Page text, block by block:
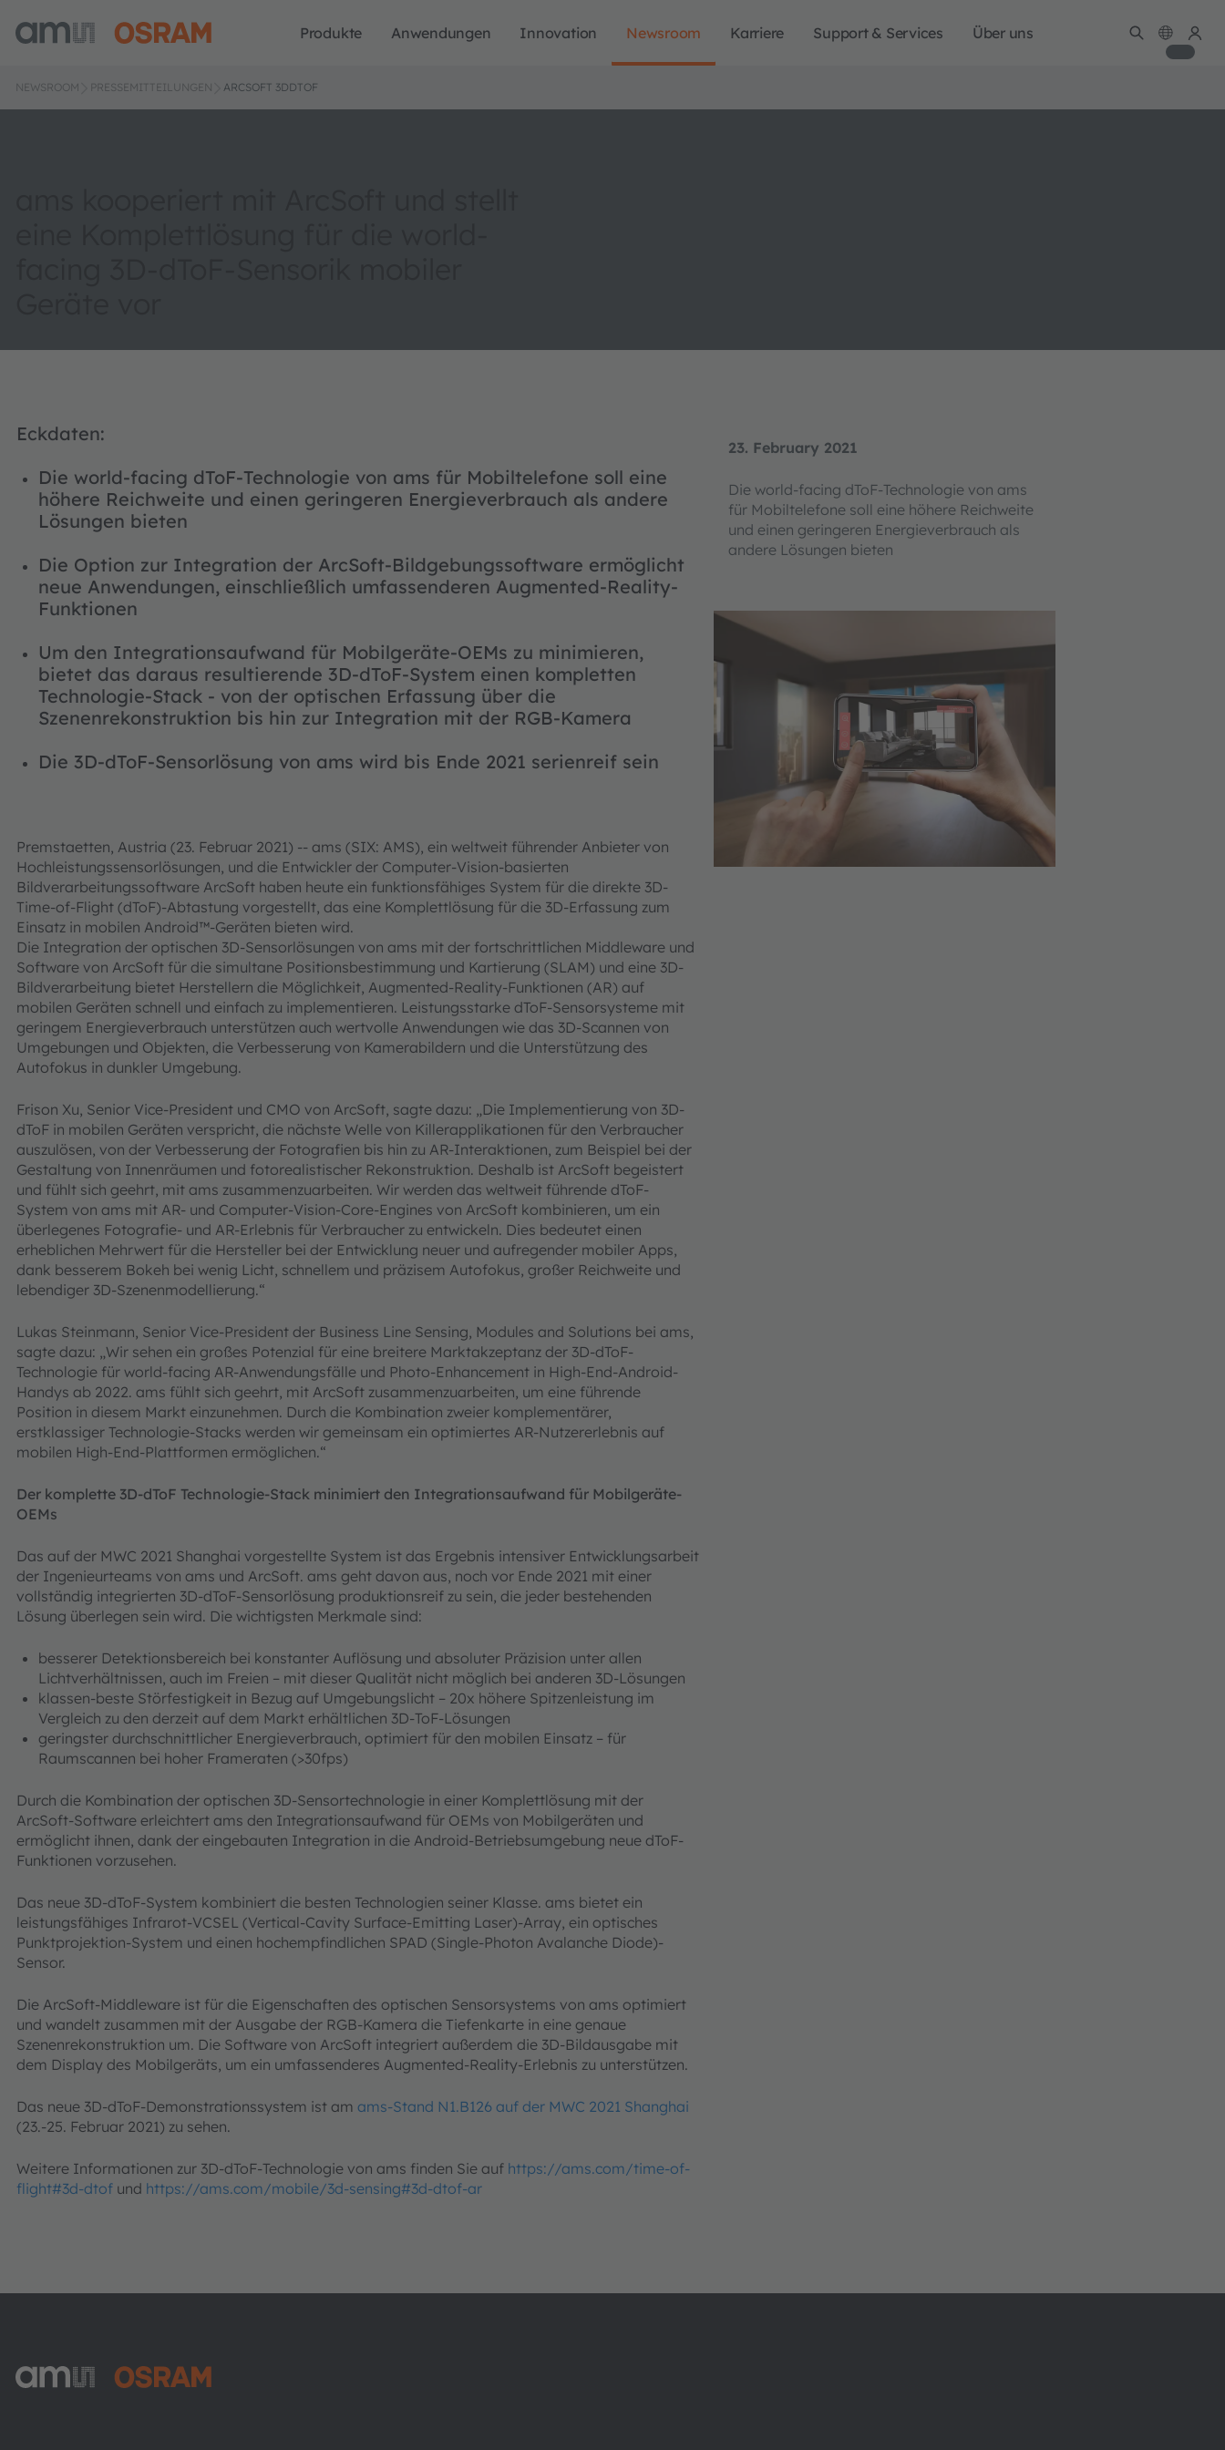
Produkte Anwendungen Innovation Newsroom Karriere Support & Services Über uns
NEWSROOM PRESSEMITTEILUNGEN ARCSOFT 3DDTOF
23. February 2021
Die world-facing dToF-Technologie von ams
für Mobiltelefone soll eine höhere Reichweite
und einen geringeren Energieverbrauch als
andere Lösungen bieten
Eckdaten:
Die world-facing dToF-Technologie von ams für Mobiltelefone soll eine
höhere Reichweite und einen geringeren Energieverbrauch als andere
Lösungen bieten
Die Option zur Integration der ArcSoft-Bildgebungssoftware ermöglicht
neue Anwendungen, einschließlich umfassenderen Augmented-Reality-
Funktionen
Um den Integrationsaufwand für Mobilgeräte-OEMs zu minimieren,
bietet das daraus resultierende 3D-dToF-System einen kompletten
Technologie-Stack - von der optischen Erfassung über die
Szenenrekonstruktion bis hin zur Integration mit der RGB-Kamera
Die 3D-dToF-Sensorlösung von ams wird bis Ende 2021 serienreif sein
Premstaetten, Austria (23. Februar 2021) -- ams (SIX: AMS), ein weltweit führender Anbieter von
Hochleistungssensorlösungen, und die Entwickler der Computer-Vision-basierten
Bildverarbeitungssoftware ArcSoft haben heute ein funktionsfähiges System für die direkte 3D-
Time-of-Flight (dToF)-Abtastung vorgestellt, das eine Komplettlösung für die 3D-Erfassung zum
Einsatz in mobilen Android™-Geräten bieten wird.
Die Integration der optischen 3D-Sensorlösungen von ams mit der fortschrittlichen Middleware und
Software von ArcSoft für die simultane Positionsbestimmung und Kartierung (SLAM) und eine 3D-
Bildverarbeitung bietet Herstellern die Möglichkeit, Augmented-Reality-Funktionen (AR) auf
mobilen Geräten schnell und einfach zu implementieren. Leistungsstarke dToF-Sensorsysteme mit
geringem Energieverbrauch unterstützen auch wertvolle Anwendungen wie das 3D-Scannen von
Umgebungen und Objekten, die Verbesserung von Kamerabildern und die Unterstützung des
Autofokus in dunkler Umgebung.
Frison Xu, Senior Vice-President und CMO von ArcSoft, sagte dazu: „Die Implementierung von 3D-
dToF in mobilen Geräten verspricht, die nächste Welle von Killerapplikationen für den Verbraucher
auszulösen, von der Verbesserung der Fotografien bis hin zu AR-Interaktionen, zum Beispiel bei der
Gestaltung von Innenräumen und fotorealistischer Rekonstruktion. Deshalb ist ArcSoft begeistert
und fühlt sich geehrt, mit ams zusammenzuarbeiten. Wir werden das weltweit führende dToF-
System von ams mit AR- und Computer-Vision-Core-Engines von ArcSoft kombinieren, um ein
überlegenes Fotografie- und AR-Erlebnis für Verbraucher zu entwickeln. Dies bedeutet einen
erheblichen Mehrwert für die Hersteller bei der Entwicklung neuer und aufregender mobiler Apps,
dank besserem Bokeh bei wenig Licht, schnellem und präzisem Autofokus, großer Reichweite und
lebendiger 3D-Szenenmodellierung.“
Lukas Steinmann, Senior Vice-President der Business Line Sensing, Modules and Solutions bei ams,
sagte dazu: „Wir sehen ein großes Potenzial für eine breitere Marktakzeptanz der 3D-dToF-
Technologie für world-facing AR-Anwendungsfälle und Photo-Enhancement in High-End-Android-
Handys ab 2022. ams fühlt sich geehrt, mit ArcSoft zusammenzuarbeiten, um eine führende
Position in diesem Markt einzunehmen. Durch die Kombination zweier komplementärer,
erstklassiger Technologie-Stacks werden wir gemeinsam ein optimiertes AR-Nutzererlebnis auf
mobilen High-End-Plattformen ermöglichen.“
Der komplette 3D-dToF Technologie-Stack minimiert den Integrationsaufwand für Mobilgeräte-
OEMs
Das auf der MWC 2021 Shanghai vorgestellte System ist das Ergebnis intensiver Entwicklungsarbeit
der Ingenieurteams von ams und ArcSoft. ams geht davon aus, noch vor Ende 2021 mit einer
vollständig integrierten 3D-dToF-Sensorlösung produktionsreif zu sein, die jeder bestehenden
Lösung überlegen sein wird. Die wichtigsten Merkmale sind:
besserer Detektionsbereich bei konstanter Auflösung und absoluter Präzision unter allen
Lichtverhältnissen, auch im Freien – mit dieser Qualität nicht möglich bei anderen 3D-Lösungen
klassen-beste Störfestigkeit in Bezug auf Umgebungslicht – 20x höhere Spitzenleistung im
Vergleich zu den derzeit auf dem Markt erhältlichen 3D-ToF-Lösungen
geringster durchschnittlicher Energieverbrauch, optimiert für den mobilen Einsatz – für
Raumscannen bei hoher Frameraten (>30fps)
Durch die Kombination der optischen 3D-Sensortechnologie in einer Komplettlösung mit der
ArcSoft-Software erleichtert ams den Integrationsaufwand für OEMs von Mobilgeräten und
ermöglicht ihnen, dank der eingebauten Integration in die Android-Betriebsumgebung neue dToF-
Funktionen vorzusehen.
Das neue 3D-dToF-System kombiniert die besten Technologien seiner Klasse. ams bietet ein
leistungsfähiges Infrarot-VCSEL (Vertical-Cavity Surface-Emitting Laser)-Array, ein optisches
Punktprojektion-System und einen hochempfindlichen SPAD (Single-Photon Avalanche Diode)-
Sensor.
Die ArcSoft-Middleware ist für die Eigenschaften des optischen Sensorsystems von ams optimiert
und wandelt zusammen mit der Ausgabe der RGB-Kamera die Tiefenkarte in eine genaue
Szenenrekonstruktion um. Die Software von ArcSoft integriert außerdem die 3D-Bildausgabe mit
dem Display des Mobilgeräts, um ein umfassenderes Augmented-Reality-Erlebnis zu unterstützen.
Das neue 3D-dToF-Demonstrationssystem ist am ams-Stand N1.B126 auf der MWC 2021 Shanghai
(23.-25. Februar 2021) zu sehen.
Weitere Informationen zur 3D-dToF-Technologie von ams finden Sie auf https://ams.com/time-of-
flight#3d-dtof und https://ams.com/mobile/3d-sensing#3d-dtof-ar